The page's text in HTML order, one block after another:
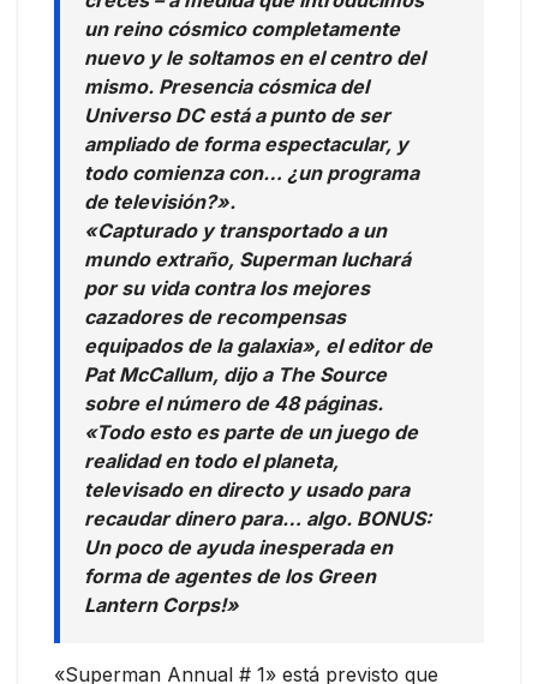
un reino cósmico completamente
nuevo y le soltamos en el centro del
mismo. Presencia cósmica del
Universo DC está a punto de ser
ampliado de forma espectacular, y
todo comienza con… ¿un programa
de televisión?».
«Capturado y transportado a un
mundo extraño, Superman luchará
por su vida contra los mejores
cazadores de recompensas
equipados de la galaxia», el editor de
Pat McCallum, dijo a The Source
sobre el número de 48 páginas.
«Todo esto es parte de un juego de
realidad en todo el planeta,
televisado en directo y usado para
recaudar dinero para… algo. BONUS:
Un poco de ayuda inesperada en
forma de agentes de los Green
Lantern Corps!»
«Superman Annual # 1» está previsto que